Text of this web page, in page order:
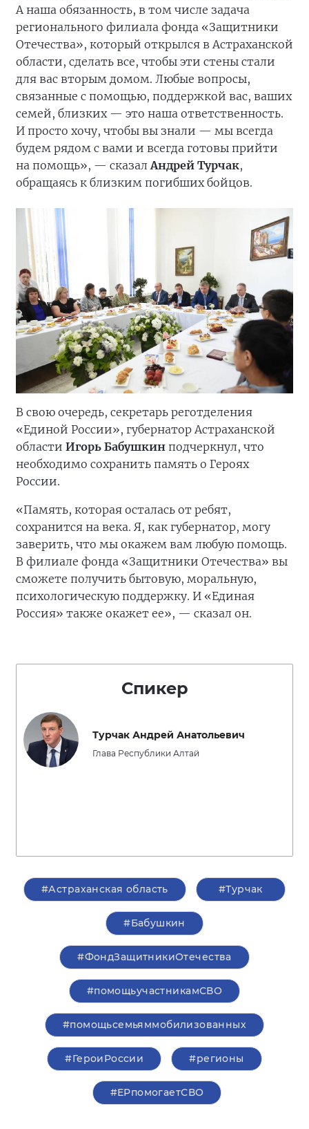
А наша обязанность, в том числе задача
регионального филиала фонда «Защитники
Отечества», который открылся в Астраханской
области, сделать все, чтобы эти стены стали
для вас вторым домом. Любые вопросы,
связанные с помощью, поддержкой вас, ваших
семей, близких — это наша ответственность.
И просто хочу, чтобы вы знали — мы всегда
будем рядом с вами и всегда готовы прийти
на помощь», — сказалАндрей Турчак,
обращаясь к близким погибших бойцов.
В свою очередь, секретарь реготделения
«Единой России», губернатор Астраханской
области Игорь Бабушкин подчеркнул, что
необходимо сохранить память о Героях
России.
«Память, которая осталась от ребят,
сохранится на века. Я, как губернатор, могу
заверить, что мы окажем вам любую помощь.
В филиале фонда «Защитники Отечества» вы
сможете получить бытовую, моральную,
психологическую поддержку. И «Единая
Россия» также окажет ее», — сказал он.
Спикер
Турчак Андрей Анатольевич
Глава Республики Алтай
#Астраханская область #Турчак
#Бабушкин
#ФондЗащитникиОтечества
#помощьучастникамСВО
#помощьсемьяммобилизованных
#ГероиРоссии #регионы
#ЕРпомогаетСВО